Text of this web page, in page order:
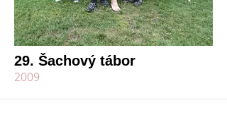
29. Šachový tábor
2009